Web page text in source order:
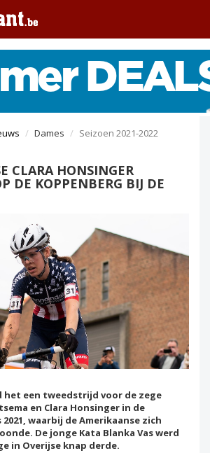
Dames Seizoen 2021-2022
CLARA HONSINGER
DE KOPPENBERG BIJ DE
het een tweedstrijd voor de zege
en Clara Honsinger in de
waarbij de Amerikaanse zich
De jonge Kata Blanka Vas werd
in Overijse knap derde.